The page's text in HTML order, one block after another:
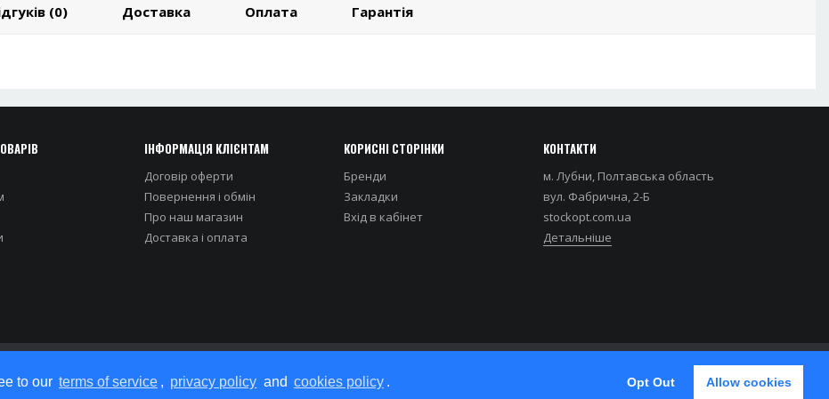
to our terms of service , privacy policy and cookies policy . Opt Out Allow cookies
(0) Доставка Оплата Гарантія
ІНФОРМАЦІЯ КЛІЄНТАМ
Договір оферти
Повернення і обмін
Про наш магазин
Доставка i оплата
КОРИСНІ СТОРІНКИ
Бренди
Закладки
Вхiд в кабiнет
КОНТАКТИ
м. Лубни, Полтавська область
вул. Фабрична, 2-Б
stockopt.com.ua
Детальніше
Iнтернет-магазин STOCKOPT © 2026